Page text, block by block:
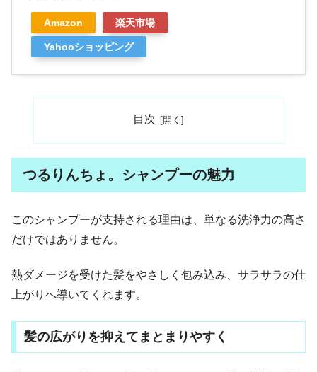
Amazon 楽天市場
Yahooショッピング
目次
つるりんちょ。シャンプーの魅力
このシャンプーが支持される理由は、単なる洗浄力の高さ
だけではありません。
熱ダメージを受けた髪をやさしく包み込み、サラサラの仕
上がりへ導いてくれます。
髪の広がりを抑えてまとまりやすく